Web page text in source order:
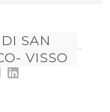
SAN
VISSO